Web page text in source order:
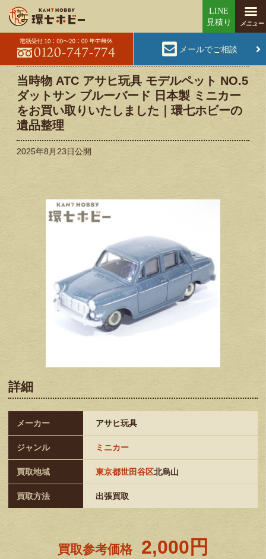
メールでご相談
当時物 ATC アサヒ玩具 モデルペット NO.5
ダットサン ブルーバード 日本製 ミニカー
をお買い取りいたしました｜環七ホビーの
遺品整理
2025年8月23日公開
詳細
メーカー アサヒ玩具
ジャンル ミニカー
買取地域 東京都世田谷区北烏山
買取方法 出張買取
買取参考価格 2,000円